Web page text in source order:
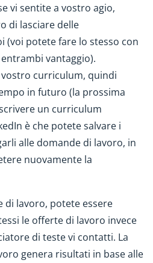
vi sentite a vostro agio,
di lasciare delle
(voi potete fare lo stesso con
vantaggio).
curriculum, quindi
in futuro (la prossima
un curriculum
è che potete salvare i
alle domande di lavoro, in
nuovamente la
lavoro, potete essere
le offerte di lavoro invece
di teste vi contatti. La
genera risultati in base alle